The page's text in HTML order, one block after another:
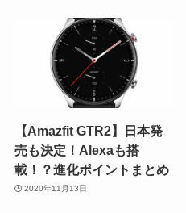
【Amazfit GTR2】日本発
売も決定！Alexaも搭
載！？進化ポイントまとめ
2020年11月13日